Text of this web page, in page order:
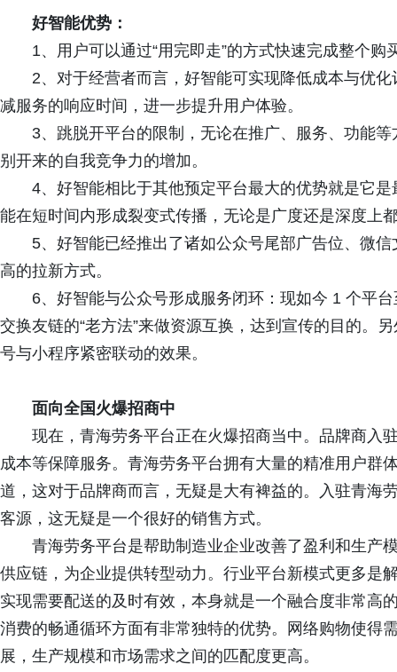
好智能优势：
1、用户可以通过“用完即走”的方式快速完成整个
2、对于经营者而言，好智能可实现降低成本与优
减服务的响应时间，进一步提升用户体验。
3、跳脱开平台的限制，无论在推广、服务、功能
别开来的自我竞争力的增加。
4、好智能相比于其他预定平台最大的优势就是它
能在短时间内形成裂变式传播，无论是广度还是深度上
5、好智能已经推出了诸如公众号尾部广告位、微
高的拉新方式。
6、好智能与公众号形成服务闭环：现如今 1 个平
交换友链的“老方法”来做资源互换，达到宣传的目的。
号与小程序紧密联动的效果。
面向全国火爆招商中
现在，青海劳务平台正在火爆招商当中。品牌商入
成本等保障服务。青海劳务平台拥有大量的精准用户群
道，这对于品牌商而言，无疑是大有裨益的。入驻青海
客源，这无疑是一个很好的销售方式。
青海劳务平台是帮助制造业企业改善了盈利和生产
供应链，为企业提供转型动力。行业平台新模式更多是
实现需要配送的及时有效，本身就是一个融合度非常高
消费的畅通循环方面有非常独特的优势。网络购物使得
展，生产规模和市场需求之间的匹配度更高。